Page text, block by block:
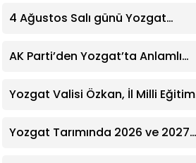
4 Ağustos Salı günü Yozgat
Eczane
AK Parti’den Yozgat’ta Anlamlı
Dernek Üyeleriyle Buluştu
Yozgat Valisi Özkan, İl Milli Eğitim
Yozgat Tarımında 2026 ve 2027